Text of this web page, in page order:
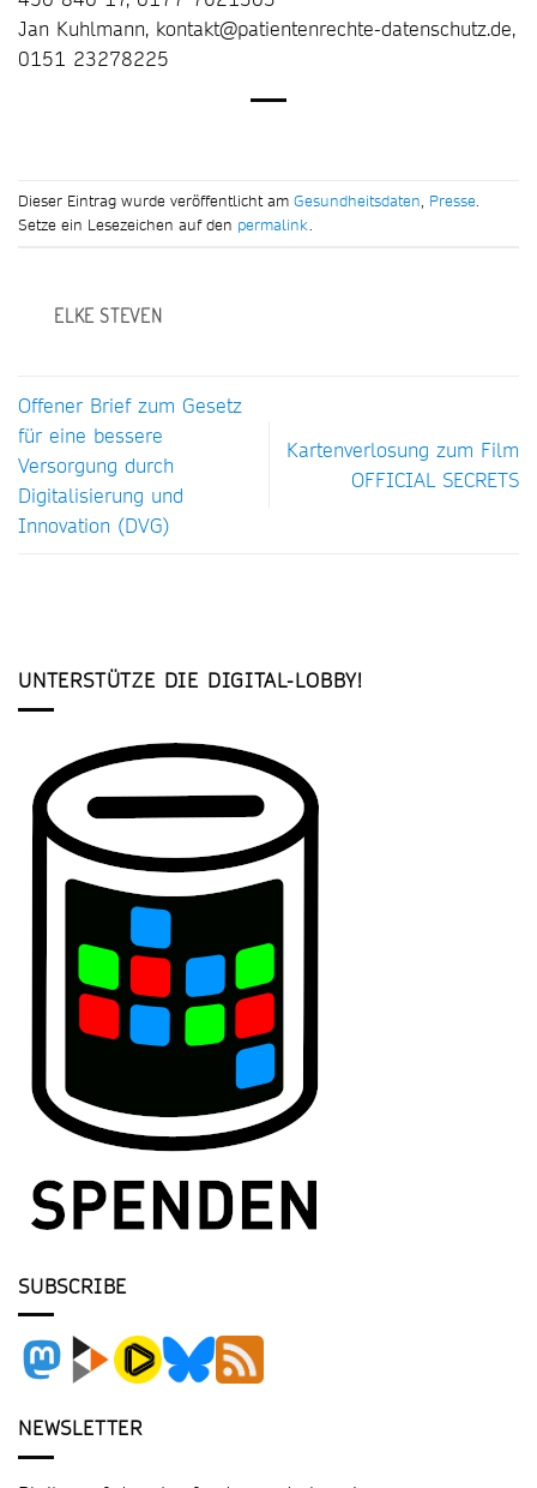
Jan Kuhlmann, kontakt@patientenrechte-datenschutz.de,
0151 23278225
Dieser Eintrag wurde veröffentlicht am Gesundheitsdaten, Presse.
Setze ein Lesezeichen auf den permalink.
ELKE STEVEN
Offener Brief zum Gesetz
für eine bessere
Versorgung durch
Digitalisierung und
Innovation (DVG)
Kartenverlosung zum Film
OFFICIAL SECRETS
UNTERSTÜTZE DIE DIGITAL-LOBBY!
SUBSCRIBE
NEWSLETTER